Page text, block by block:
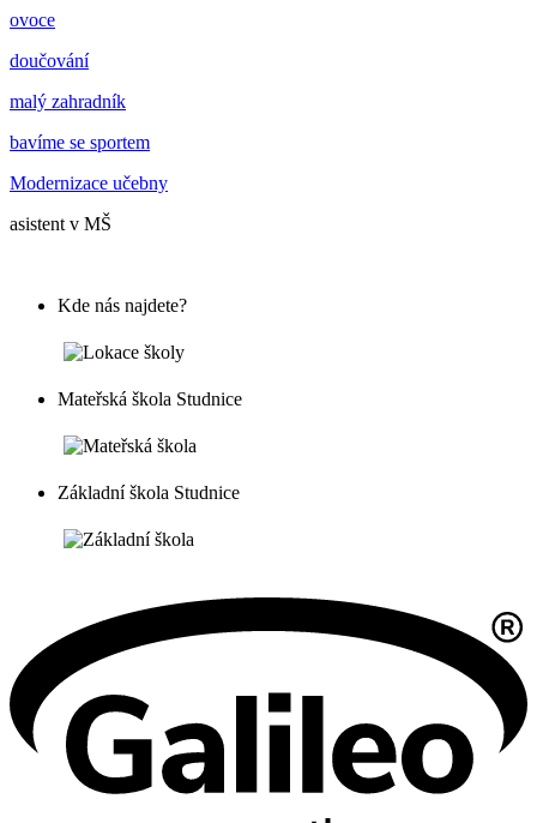
ovoce
doučování
malý zahradník
bavíme se sportem
Modernizace učebny
asistent v MŠ
Kde nás najdete?
Mateřská škola Studnice
Základní škola Studnice